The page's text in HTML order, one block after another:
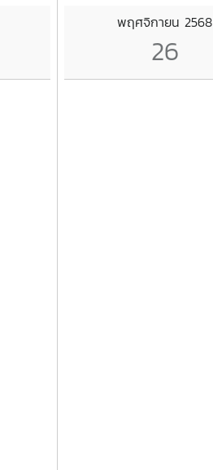
พฤศจิกายน 2568
26